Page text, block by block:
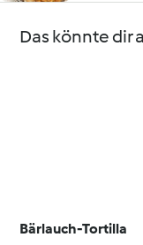
Das könnte dir
Bärlauch-Tortilla